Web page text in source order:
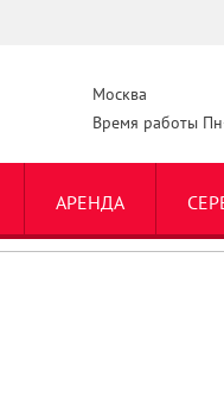
Москва
Время работы
АРЕНДА